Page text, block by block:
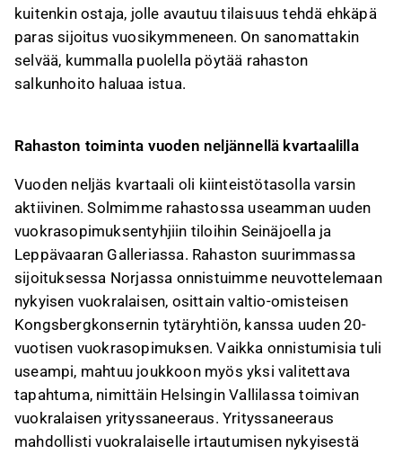
kuitenkin ostaja, jolle avautuu tilaisuus tehdä ehkäpä
paras sijoitus vuosikymmeneen. On sanomattakin
selvää, kummalla puolella pöytää rahaston
salkunhoito haluaa istua.
Rahaston toiminta vuoden neljännellä kvartaalilla
Vuoden neljäs kvartaali oli kiinteistötasolla varsin
aktiivinen. Solmimme rahastossa useamman uuden
vuokrasopimuksentyhjiin tiloihin Seinäjoella ja
Leppävaaran Galleriassa. Rahaston suurimmassa
sijoituksessa Norjassa onnistuimme neuvottelemaan
nykyisen vuokralaisen, osittain valtio-omisteisen
Kongsbergkonsernin tytäryhtiön, kanssa uuden 20-
vuotisen vuokrasopimuksen. Vaikka onnistumisia tuli
useampi, mahtuu joukkoon myös yksi valitettava
tapahtuma, nimittäin Helsingin Vallilassa toimivan
vuokralaisen yrityssaneeraus. Yrityssaneeraus
mahdollisti vuokralaiselle irtautumisen nykyisestä